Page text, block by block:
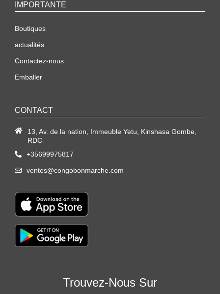
IMPORTANTE
Boutiques
actualités
Contactez-nous
Emballer
CONTACT
13, Av. de la nation, Immeuble Yetu, Kinshasa Gombe,
RDC
+35699975817
ventes@congobonmarche.com
Trouvez-Nous Sur